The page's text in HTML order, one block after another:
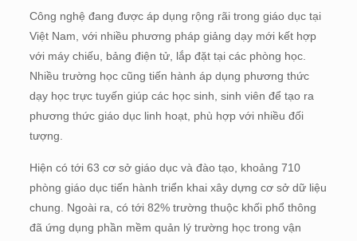
Công nghệ đang được áp dụng rộng rãi trong giáo dục tại
Việt Nam, với nhiều phương pháp giảng dạy mới kết hợp
với máy chiếu, bảng điện tử, lắp đặt tại các phòng học.
Nhiều trường học cũng tiến hành áp dụng phương thức
dạy học trực tuyến giúp các học sinh, sinh viên để tạo ra
phương thức giáo dục linh hoạt, phù hợp với nhiều đối
tượng.
Hiện có tới 63 cơ sở giáo dục và đào tạo, khoảng 710
phòng giáo dục tiến hành triển khai xây dựng cơ sở dữ liệu
chung. Ngoài ra, có tới 82% trường thuộc khối phổ thông
đã ứng dụng phần mềm quản lý trường học trong vận